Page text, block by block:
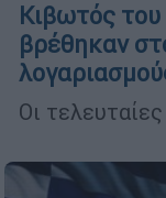
Κιβωτός
βρέθηκαν
Οι